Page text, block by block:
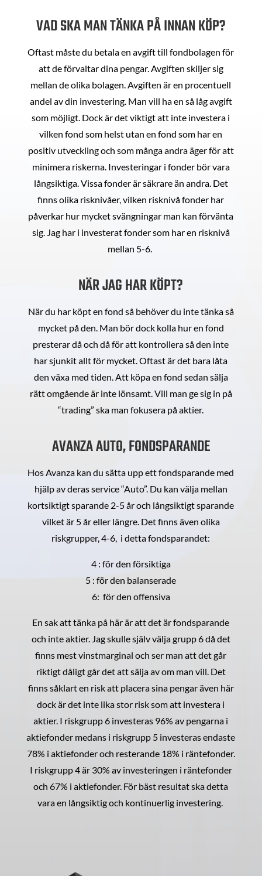
VAD SKA MAN TÄNKA PÅ INNAN KÖP?
Oftast måste du betala en avgift till fondbolagen för
att de förvaltar dina pengar. Avgiften skiljer sig
mellan de olika bolagen. Avgiften är en procentuell
andel av din investering. Man vill ha en så låg avgift
som möjligt. Dock är det viktigt att inte investera i
vilken fond som helst utan en fond som har en
positiv utveckling och som många andra äger för att
minimera riskerna. Investeringar i fonder bör vara
långsiktiga. Vissa fonder är säkrare än andra. Det
finns olika risknivåer, vilken risknivå fonder har
påverkar hur mycket svängningar man kan förvänta
sig. Jag har i investerat fonder som har en risknivå
mellan 5-6.
NÄR JAG HAR KÖPT?
När du har köpt en fond så behöver du inte tänka så
mycket på den. Man bör dock kolla hur en fond
presterar då och då för att kontrollera så den inte
har sjunkit allt för mycket. Oftast är det bara låta
den växa med tiden. Att köpa en fond sedan sälja
rätt omgående är inte lönsamt. Vill man ge sig in på
“trading” ska man fokusera på aktier.
AVANZA AUTO, FONDSPARANDE
Hos Avanza kan du sätta upp ett fondsparande med
hjälp av deras service “Auto”. Du kan välja mellan
kortsiktigt sparande 2-5 år och långsiktigt sparande
vilket är 5 år eller längre. Det finns även olika
riskgrupper, 4-6, i detta fondsparandet:
4 : för den försiktiga
5 : för den balanserade
6: för den offensiva
En sak att tänka på här är att det är fondsparande
och inte aktier. Jag skulle själv välja grupp 6 då det
finns mest vinstmarginal och ser man att det går
riktigt dåligt går det att sälja av om man vill. Det
finns såklart en risk att placera sina pengar även här
dock är det inte lika stor risk som att investera i
aktier. I riskgrupp 6 investeras 96% av pengarna i
aktiefonder medans i riskgrupp 5 investeras endaste
78% i aktiefonder och resterande 18% i räntefonder.
I riskgrupp 4 är 30% av investeringen i räntefonder
och 67% i aktiefonder. För bäst resultat ska detta
vara en långsiktig och kontinuerlig investering.